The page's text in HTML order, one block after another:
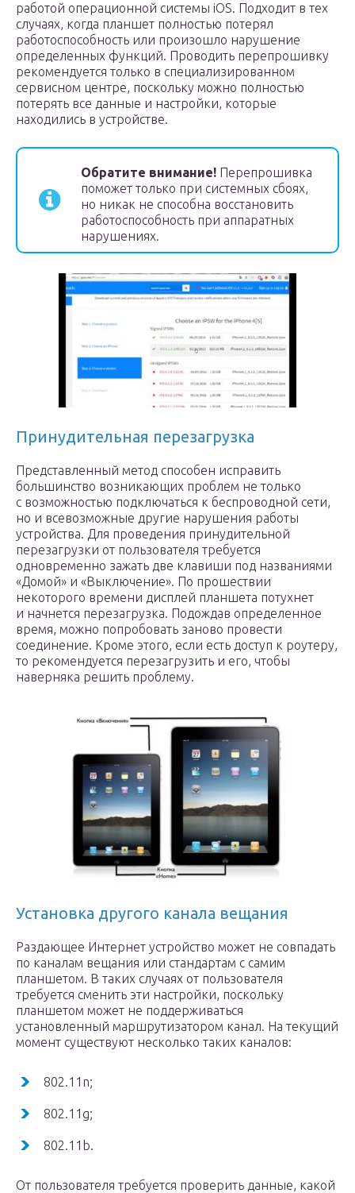
работой операционной системы iOS. Подходит в тех
случаях, когда планшет полностью потерял
работоспособность или произошло нарушение
определенных функций. Проводить перепрошивку
рекомендуется только в специализированном
сервисном центре, поскольку можно полностью
потерять все данные и настройки, которые
находились в устройстве.
Обратите внимание! Перепрошивка
поможет только при системных сбоях,
но никак не способна восстановить
работоспособность при аппаратных
нарушениях.
Принудительная перезагрузка
Представленный метод способен исправить
большинство возникающих проблем не только
с возможностью подключаться к беспроводной сети,
но и всевозможные другие нарушения работы
устройства. Для проведения принудительной
перезагрузки от пользователя требуется
одновременно зажать две клавиши под названиями
«Домой» и «Выключение». По прошествии
некоторого времени дисплей планшета потухнет
и начнется перезагрузка. Подождав определенное
время, можно попробовать заново провести
соединение. Кроме этого, если есть доступ к роутеру,
то рекомендуется перезагрузить и его, чтобы
наверняка решить проблему.
Установка другого канала вещания
Раздающее Интернет устройство может не совпадать
по каналам вещания или стандартам с самим
планшетом. В таких случаях от пользователя
требуется сменить эти настройки, поскольку
планшетом может не поддерживаться
установленный маршрутизатором канал. На текущий
момент существуют несколько таких каналов:
802.11n;
802.11g;
802.11b.
От пользователя требуется проверить данные, какой